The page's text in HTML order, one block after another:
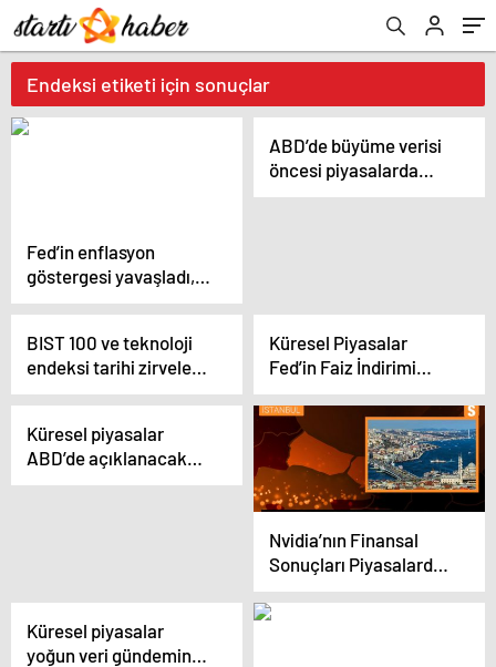
Endeksi etiketi için sonuçlar
Fed’in enflasyon
göstergesi yavaşladı,
risk iştahı arttı
ABD’de büyüme verisi
öncesi piyasalarda
temkinli seyir
BIST 100 ve teknoloji
endeksi tarihi zirveleri
gördü
Küresel Piyasalar
Fed’in Faiz İndirimi
Belirsizliğiyle Temkinli
Seyrediyor
Küresel piyasalar
ABD’de açıklanacak
büyüme verisine
Nvidia’nın Finansal
Sonuçları Piyasalarda
Yeni Zirvelere Yol Açtı
Küresel piyasalar
yoğun veri gündemine